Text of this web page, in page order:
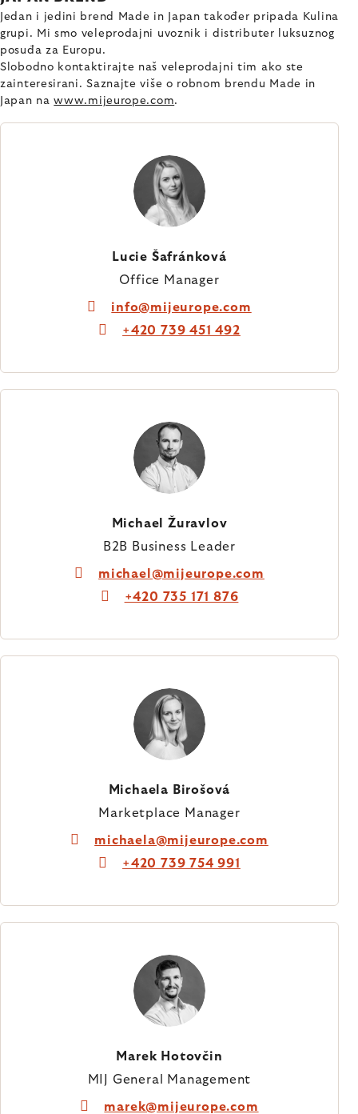
Jedan i jedini brend Made in Japan također pripada Kulina
grupi. Mi smo veleprodajni uvoznik i distributer luksuznog
posuđa za Europu.
Slobodno kontaktirajte naš veleprodajni tim ako ste
zainteresirani. Saznajte više o robnom brendu Made in
Japan nawww.mijeurope.com.
Lucie Šafránková
Office Manager
info@mijeurope.com
+420 739 451 492
Michael Žuravlov
B2B Business Leader
michael@mijeurope.com
+420 735 171 876
Michaela Birošová
Marketplace Manager
michaela@mijeurope.com
+420 739 754 991
Marek Hotovčin
MIJ General Management
marek@mijeurope.com